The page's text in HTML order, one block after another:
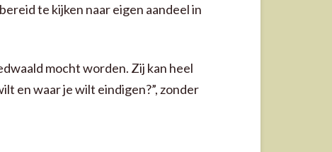
te kijken naar eigen aandeel in
mocht worden. Zij kan heel
en waar je wilt eindigen?”, zonder